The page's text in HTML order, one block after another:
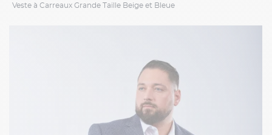
Veste à Carreaux Grande Taille Beige et Bleue